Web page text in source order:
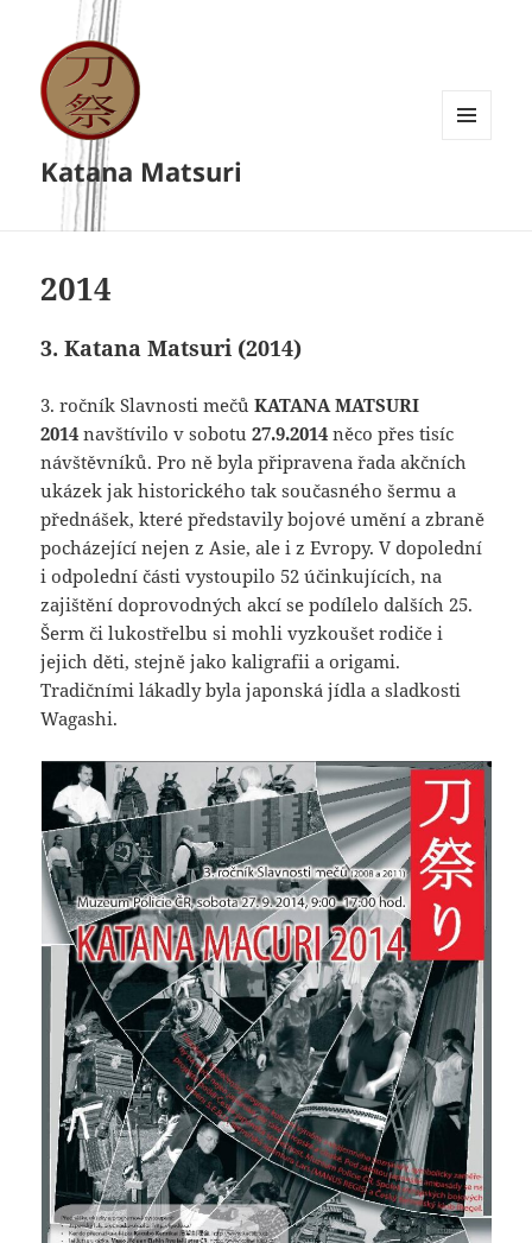
Katana Matsuri
2014
3. Katana Matsuri (2014)
3. ročník Slavnosti mečůKATANA MATSURI
2014 navštívilo v sobotu27.9.2014 něco přes tisíc
návštěvníků. Pro ně byla připravena řada akčních
ukázek jak historického tak současného šermu a
přednášek, které představily bojové umění a zbraně
pocházející nejen z Asie, ale i z Evropy. V dopolední
i odpolední části vystoupilo 52 účinkujících, na
zajištění doprovodných akcí se podílelo dalších 25.
Šerm či lukostřelbu si mohli vyzkoušet rodiče i
jejich děti, stejně jako kaligrafii a origami.
Tradičními lákadly byla japonská jídla a sladkosti
Wagashi.